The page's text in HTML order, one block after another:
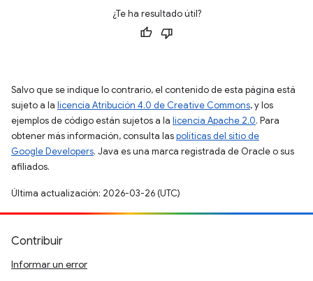
¿Te ha resultado útil?
Salvo que se indique lo contrario, el contenido de esta página está
sujeto a la licencia Atribución 4.0 de Creative Commons, y los
ejemplos de código están sujetos a la licencia Apache 2.0. Para
obtener más información, consulta laspolíticas del sitio de
Google Developers. Java es una marca registrada de Oracle o sus
afiliados.
Última actualización: 2026-03-26 (UTC)
Contribuir
Informar un error